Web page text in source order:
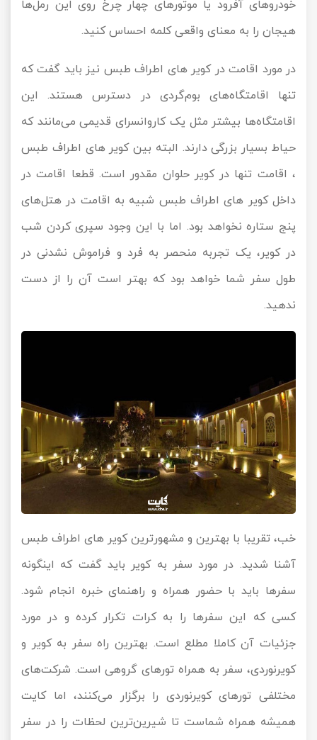
خودروهای آفرود یا موتورهای چهار چرخ روی این رمل‌ها
هیجان را به معنای واقعی کلمه احساس کنید.
در مورد اقامت در کویر های اطراف طبس نیز باید گفت که
تنها اقامتگاه‌های بوم‌گردی در دسترس هستند. این
اقامتگاه‌ها بیشتر مثل یک کاروانسرای قدیمی می‌مانند که
حیاط بسیار بزرگی دارند. البته بین کویر های اطراف طبس
، اقامت تنها در کویر حلوان مقدور است. قطعا اقامت در
داخل کویر های اطراف طبس شبیه به اقامت در هتل‌های
پنج ستاره نخواهد بود. اما با این وجود سپری کردن شب
در کویر، یک تجربه منحصر به فرد و فراموش نشدنی در
طول سفر شما خواهد بود که بهتر است آن را از دست
ندهید.
خب، تقریبا با بهترین و مشهورترین کویر های اطراف طبس
آشنا شدید. در مورد سفر به کویر باید گفت که اینگونه
سفر‌ها باید با حضور همراه و راهنمای خبره انجام شود.
کسی که این سفرها را به کرات تکرار کرده و در مورد
جزئیات آن کاملا مطلع است. بهترین راه سفر به کویر و
کویرنوردی، سفر به همراه تورهای گروهی است. شرکت‌های
مختلفی تورهای کویرنوردی را برگزار می‌کنند، اما کایت
همیشه همراه شماست تا شیرین‌ترین لحظات را در سفر